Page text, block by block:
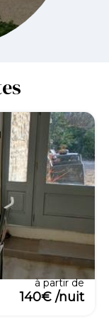
à partir de
140€ /nuit